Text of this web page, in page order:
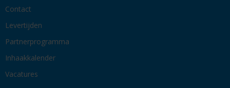
Contact
Levertijden
Partnerprogramma
Inhaakkalender
Vacatures